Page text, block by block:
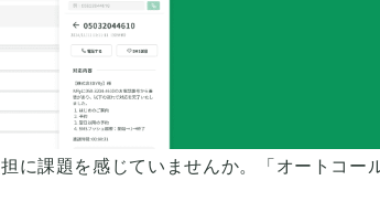
に課題を感じていませんか。「オートコール